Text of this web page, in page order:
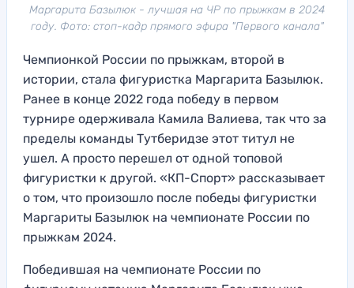
Маргарита Базылюк - лучшая на ЧР по прыжкам в 2024
году. Фото: стоп-кадр прямого эфира "Первого канала"
Чемпионкой России по прыжкам, второй в
истории, стала фигуристка Маргарита Базылюк.
Ранее в конце 2022 года победу в первом
турнире одерживала Камила Валиева, так что за
пределы команды Тутберидзе этот титул не
ушел. А просто перешел от одной топовой
фигуристки к другой. «КП-Спорт» рассказывает
о том, что произошло после победы фигуристки
Маргариты Базылюк на чемпионате России по
прыжкам 2024.
Победившая на чемпионате России по